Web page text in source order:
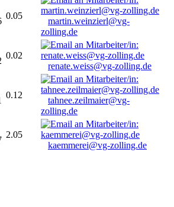
0.05
martin.weinzierl@vg-
zolling.de
0.02
renate.weiss@vg-zolling.de
0.12
tahnee.zeilmaier@vg-
zolling.de
2.05
kaemmerei@vg-zolling.de